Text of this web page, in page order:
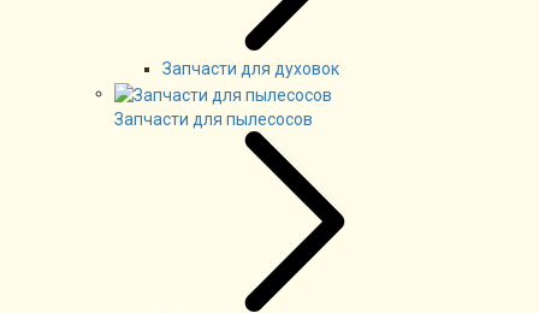
Запчасти для духовок
Запчасти для пылесосов